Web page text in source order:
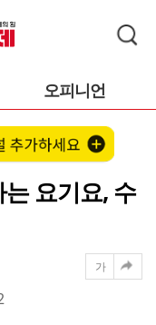
오피니언
요기요, 수
가